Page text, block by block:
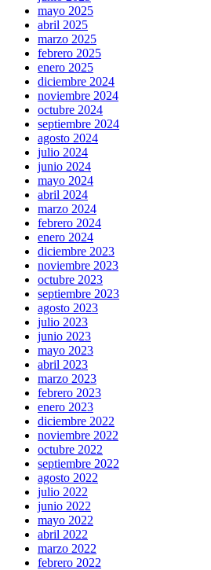
mayo 2025
abril 2025
marzo 2025
febrero 2025
enero 2025
diciembre 2024
noviembre 2024
octubre 2024
septiembre 2024
agosto 2024
julio 2024
junio 2024
mayo 2024
abril 2024
marzo 2024
febrero 2024
enero 2024
diciembre 2023
noviembre 2023
octubre 2023
septiembre 2023
agosto 2023
julio 2023
junio 2023
mayo 2023
abril 2023
marzo 2023
febrero 2023
enero 2023
diciembre 2022
noviembre 2022
octubre 2022
septiembre 2022
agosto 2022
julio 2022
junio 2022
mayo 2022
abril 2022
marzo 2022
febrero 2022